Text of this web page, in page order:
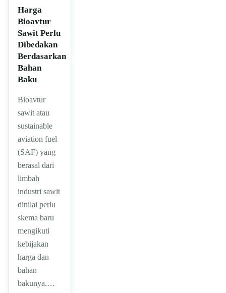
Harga
Bioavtur
Sawit Perlu
Dibedakan
Berdasarkan
Bahan
Baku
Bioavtur
sawit atau
sustainable
aviation fuel
(SAF) yang
berasal dari
limbah
industri sawit
dinilai perlu
skema baru
mengikuti
kebijakan
harga dan
bahan
bakunya.…